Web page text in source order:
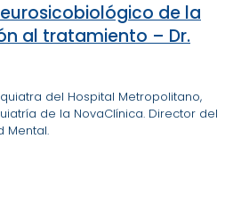
de la
al tratamiento – Dr.
del Hospital Metropolitano,
de la NovaClínica. Director del
Mental.